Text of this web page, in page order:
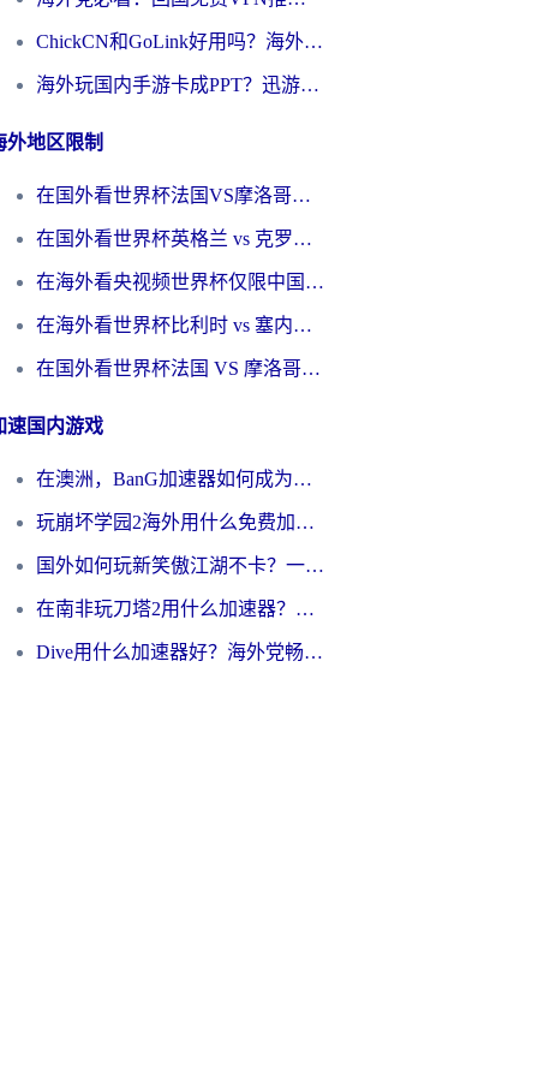
ChickCN和GoLink好用吗？海外党如何选对回国加速器
海外玩国内手游卡成PPT？迅游和奇游手游哪个好？一篇讲透回国加速器怎么选
外地区限制
在国外看世界杯法国VS摩洛哥地区限制？这篇指南让你流畅看中文解说无压力
在国外看世界杯英格兰 vs 克罗地亚当前地区不可播放？这篇指南帮你搞定所有海外观赛难题
在海外看央视频世界杯仅限中国大陆？这篇指南帮你解锁中文解说+无卡顿直播
在海外看世界杯比利时 vs 塞内加尔仅限中国大陆？我找到了最流畅的中文解说之路
在国外看世界杯法国 VS 摩洛哥仅限中国大陆？海外党这样看中文解说赛事不卡顿
速国内游戏
在澳洲，BanG加速器如何成为你国服游戏的“时光机”？
玩崩坏学园2海外用什么免费加速器好？2026海外党亲测国服游戏加速指南
国外如何玩新笑傲江湖不卡？一份给海外游子的终极网络指南
在南非玩刀塔2用什么加速器？一份给海外游子的终极生存指南
Dive用什么加速器好？海外党畅玩国服游戏的终极避坑指南